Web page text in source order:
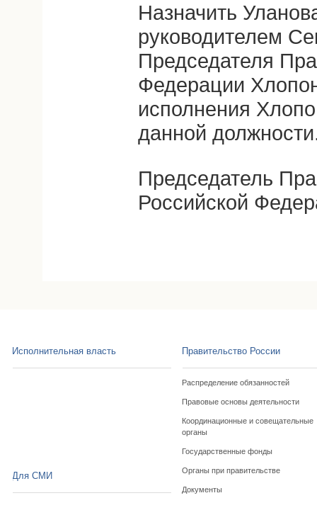
Назначить
руководителем
Председателя
Федерации
исполнения
данной
Председатель
Российской
Исполнительная власть Правительство России
Распределение обязанностей
Правовые основы деятельности
Координационные и совещательные
органы
Государственные фонды
Органы при правительстве
Документы
Для СМИ